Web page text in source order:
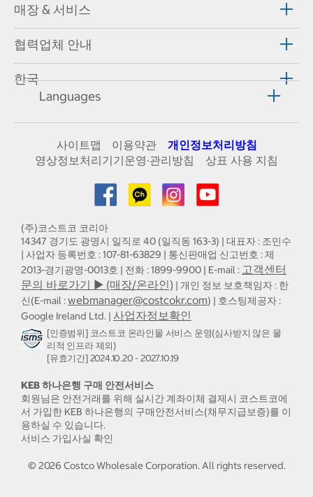
매장 & 서비스
협력업체 안내
한국
Languages
사이트맵 이용약관
개인정보처리방침
영상정보처리기기운영·관리방침
상표 사용 지침
(주)코스트코 코리아
14347 경기도 광명시 일직로 40 (일직동 163-3) | 대표자 : 조민수
| 사업자 등록번호 : 107-81-63829 | 통신판매업 신고번호 : 제
2013-경기광명-0013호 | 전화 : 1899-9900 | E-mail : 고객센터
문의 바로가기 ▶ (매장/온라인) | 개인 정보 보호책임자 : 한
신(E-mail :webmanager@costcokr.com) | 호스팅제공자 :
Google Ireland Ltd. | 사업자정보확인
[인증범위] 코스트코 온라인몰 서비스 운영(심사받지 않은 물
리적 인프라 제외)
[유효기간] 2024.10.20 - 2027.10.19
KEB 하나은행 구매 안전서비스
회원님은 안전거래를 위해 실시간 계좌이체 결제시 코스트코에
서 가입한 KEB 하나은행의 구매안전서비스(채무지급보증)를 이
용하실 수 있습니다.
서비스 가입사실 확인
© 2026 Costco Wholesale Corporation.All rights reserved.